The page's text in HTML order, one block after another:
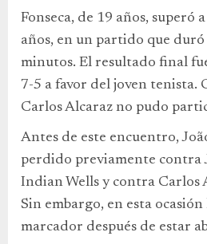
Fonseca, de 19 años, superó
años, en un partido que duró
minutos. El resultado final
7-5 a favor del joven tenista.
Carlos Alcaraz no pudo
Antes de este encuentro,
perdido previamente contra
Indian Wells y contra Carlos
Sin embargo, en esta
marcador después de estar